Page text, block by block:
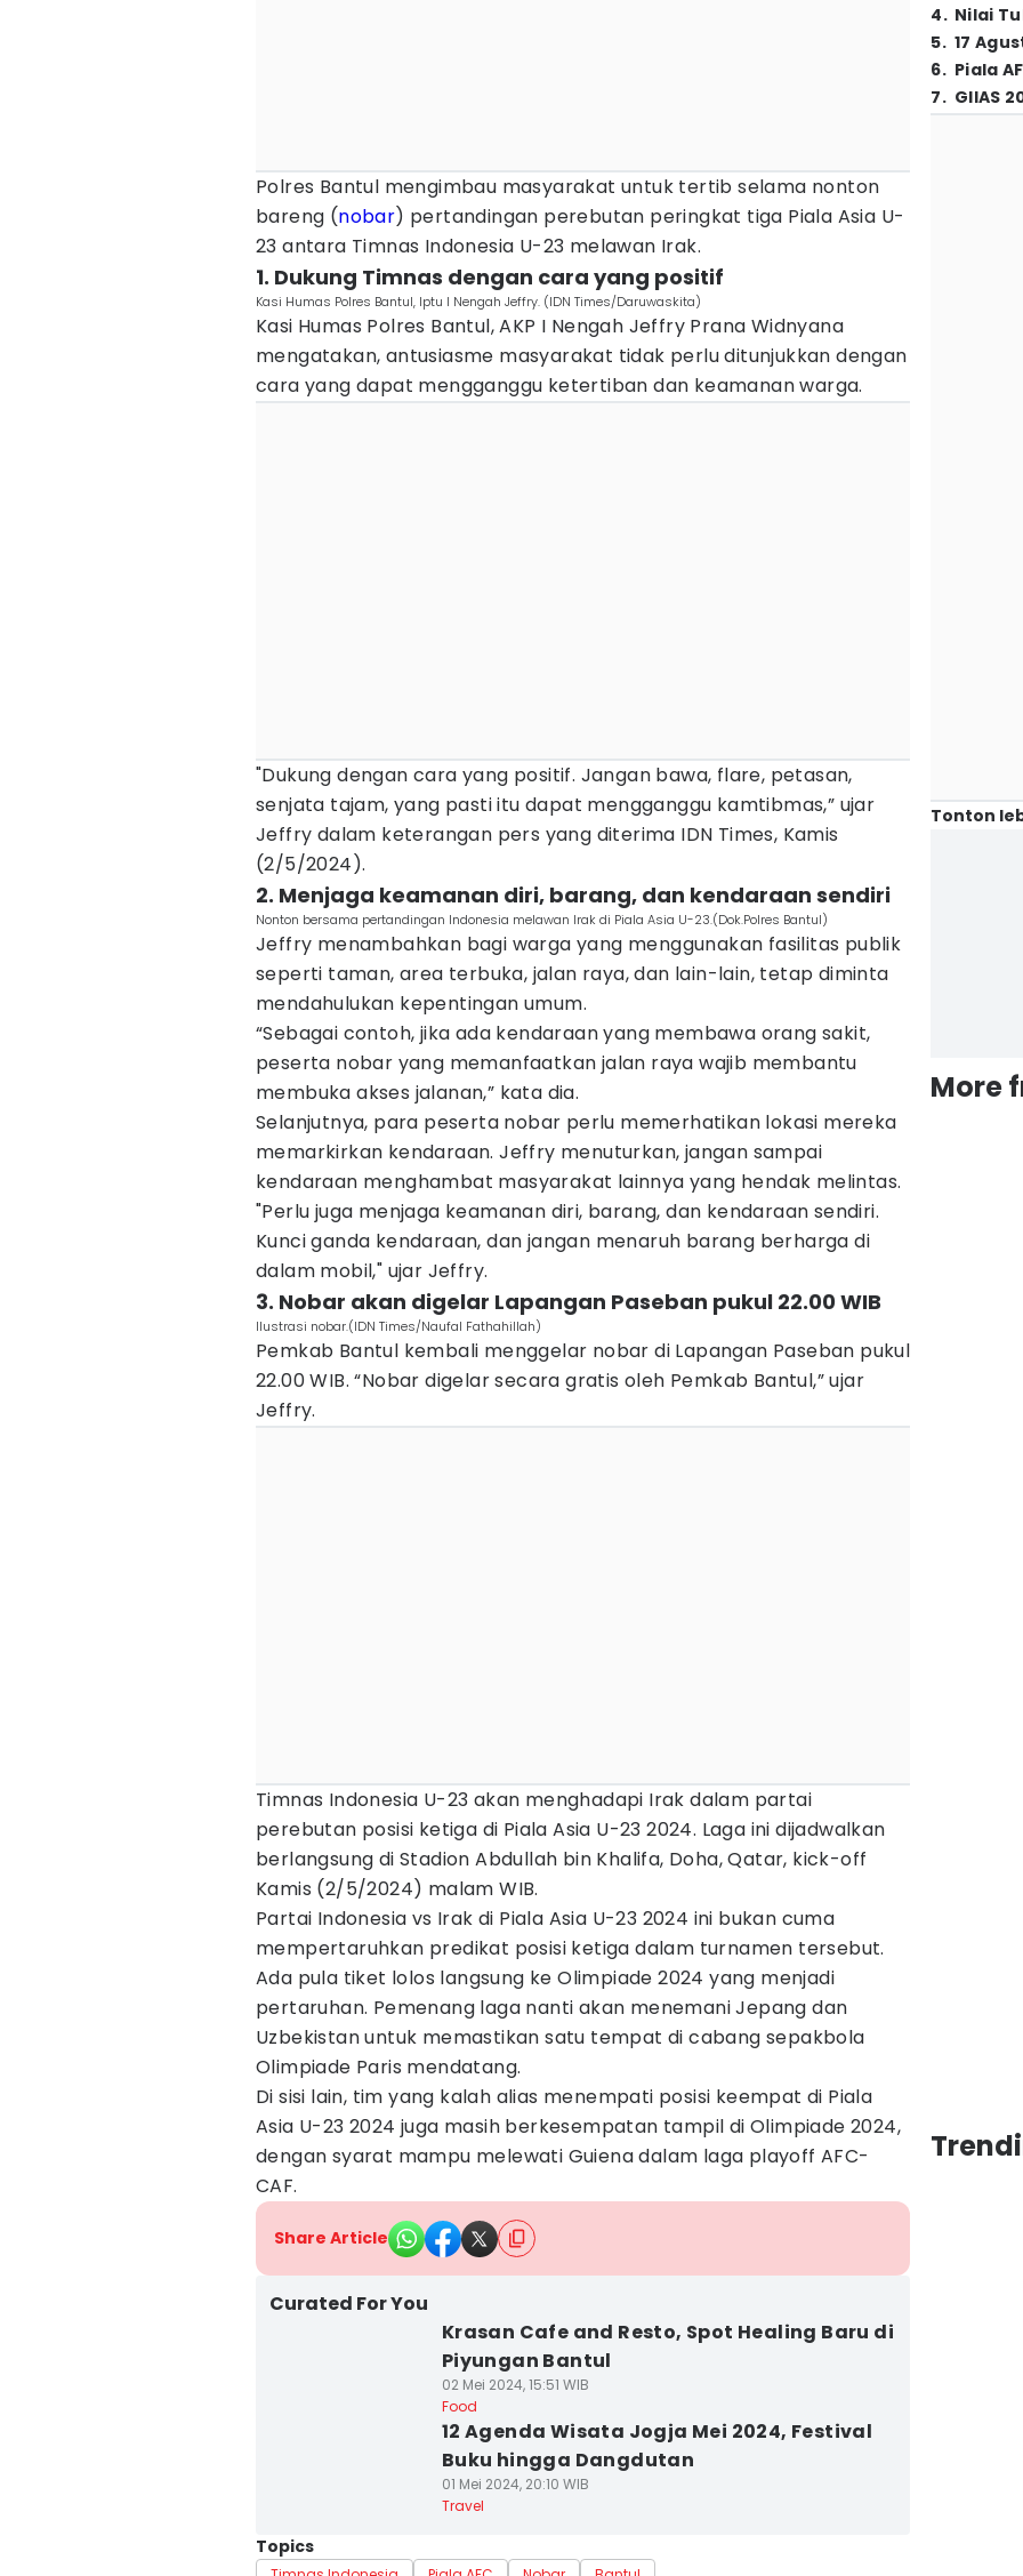
Polres Bantul mengimbau masyarakat untuk tertib selama nonton
bareng (nobar) pertandingan perebutan peringkat tiga Piala Asia U-
23 antara Timnas Indonesia U-23 melawan Irak.
1. Dukung Timnas dengan cara yang positif
Kasi Humas Polres Bantul, Iptu I Nengah Jeffry. (IDN Times/Daruwaskita)
Kasi Humas Polres Bantul, AKP I Nengah Jeffry Prana Widnyana
mengatakan, antusiasme masyarakat tidak perlu ditunjukkan dengan
cara yang dapat mengganggu ketertiban dan keamanan warga.
"Dukung dengan cara yang positif. Jangan bawa, flare, petasan,
senjata tajam, yang pasti itu dapat mengganggu kamtibmas,” ujar
Jeffry dalam keterangan pers yang diterima IDN Times, Kamis
(2/5/2024).
2. Menjaga keamanan diri, barang, dan kendaraan sendiri
Nonton bersama pertandingan Indonesia melawan Irak di Piala Asia U-23.(Dok.Polres Bantul)
Jeffry menambahkan bagi warga yang menggunakan fasilitas publik
seperti taman, area terbuka, jalan raya, dan lain-lain, tetap diminta
mendahulukan kepentingan umum.
“Sebagai contoh, jika ada kendaraan yang membawa orang sakit,
peserta nobar yang memanfaatkan jalan raya wajib membantu
membuka akses jalanan,” kata dia.
Selanjutnya, para peserta nobar perlu memerhatikan lokasi mereka
memarkirkan kendaraan. Jeffry menuturkan, jangan sampai
kendaraan menghambat masyarakat lainnya yang hendak melintas.
"Perlu juga menjaga keamanan diri, barang, dan kendaraan sendiri.
Kunci ganda kendaraan, dan jangan menaruh barang berharga di
dalam mobil," ujar Jeffry.
3. Nobar akan digelar Lapangan Paseban pukul 22.00 WIB
Ilustrasi nobar.(IDN Times/Naufal Fathahillah)
Pemkab Bantul kembali menggelar nobar di Lapangan Paseban pukul
22.00 WIB. “Nobar digelar secara gratis oleh Pemkab Bantul,” ujar
Jeffry.
Timnas Indonesia U-23 akan menghadapi Irak dalam partai
perebutan posisi ketiga di Piala Asia U-23 2024. Laga ini dijadwalkan
berlangsung di Stadion Abdullah bin Khalifa, Doha, Qatar, kick-off
Kamis (2/5/2024) malam WIB.
Partai Indonesia vs Irak di Piala Asia U-23 2024 ini bukan cuma
mempertaruhkan predikat posisi ketiga dalam turnamen tersebut.
Ada pula tiket lolos langsung ke Olimpiade 2024 yang menjadi
pertaruhan. Pemenang laga nanti akan menemani Jepang dan
Uzbekistan untuk memastikan satu tempat di cabang sepakbola
Olimpiade Paris mendatang.
Di sisi lain, tim yang kalah alias menempati posisi keempat di Piala
Asia U-23 2024 juga masih berkesempatan tampil di Olimpiade 2024,
dengan syarat mampu melewati Guiena dalam laga playoff AFC-
CAF.
Share Article
Curated For You
Krasan Cafe and Resto, Spot Healing Baru di
Piyungan Bantul
02 Mei 2024, 15:51 WIB
Food
12 Agenda Wisata Jogja Mei 2024, Festival
Buku hingga Dangdutan
01 Mei 2024, 20:10 WIB
Travel
Topics
4. Nilai
5. 17
6. Piala
7. GIIAS
Tonton
More